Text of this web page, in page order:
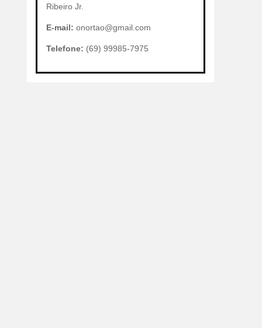
Ribeiro Jr.
E-mail: onortao@gmail.com
Telefone: (69) 99985-7975